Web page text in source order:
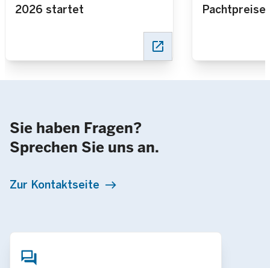
2026 startet
open_in_new
Pachtpreise
Sie haben Fragen?
Sprechen Sie uns an.
Zur Kontaktseite